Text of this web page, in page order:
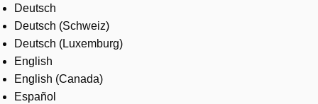
About us
Where to buy
Contact us
Careers
Deutsch
Deutsch (Schweiz)
Deutsch (Luxemburg)
English
English (Canada)
Español